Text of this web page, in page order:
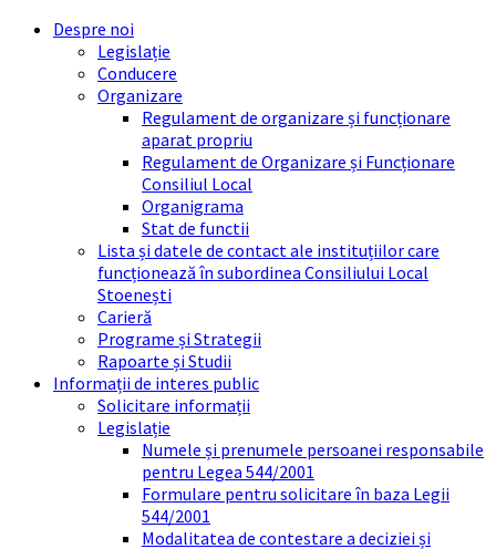
Skip
Skip
Skip
Skip
Despre noi
Legislație
Conducere
Organizare
Regulament de organizare și funcționare
aparat propriu
Regulament de Organizare și Funcționare
Consiliul Local
Organigrama
Stat de functii
Lista și datele de contact ale instituțiilor care
funcționează în subordinea Consiliului Local
Stoenești
Carieră
Programe și Strategii
Rapoarte și Studii
Informații de interes public
Solicitare informații
Legislație
Numele și prenumele persoanei responsabile
pentru Legea 544/2001
Formulare pentru solicitare în baza Legii
544/2001
Modalitatea de contestare a deciziei și